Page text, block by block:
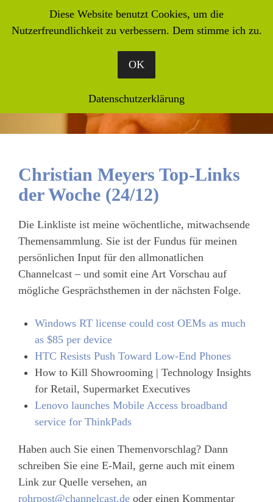
Christian Meyers Top-Links
der Woche (24/12)
Die Linkliste ist meine wöchentliche, mitwachsende
Themensammlung. Sie ist der Fundus für meinen
persönlichen Input für den allmonatlichen
Channelcast – und somit eine Art Vorschau auf
mögliche Gesprächsthemen in der nächsten Folge.
Windows RT license could cost OEMs as much
as $85 per device
HTC Resists Push Toward Low-End Phones
How to Kill Showrooming | Technology Insights
for Retail, Supermarket Executives
Lenovo launches Mobile Access broadband
service for ThinkPads
Haben auch Sie einen Themenvorschlag? Dann
schreiben Sie eine E-Mail, gerne auch mit einem
Link zur Quelle versehen, an
rohrpost@channelcast.de oder einen Kommentar
Diese Website benutzt Cookies, um die
Nutzerfreundlichkeit zu verbessern. Dem stimme ich zu.
OK
Datenschutzerklärung